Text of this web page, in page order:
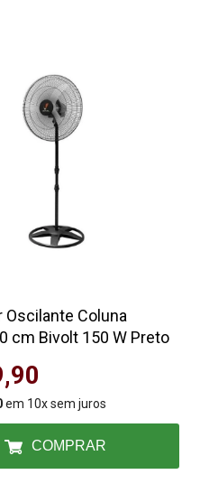
Oscilante Coluna
cm Bivolt 150 W Preto
em 10x sem juros
COMPRAR